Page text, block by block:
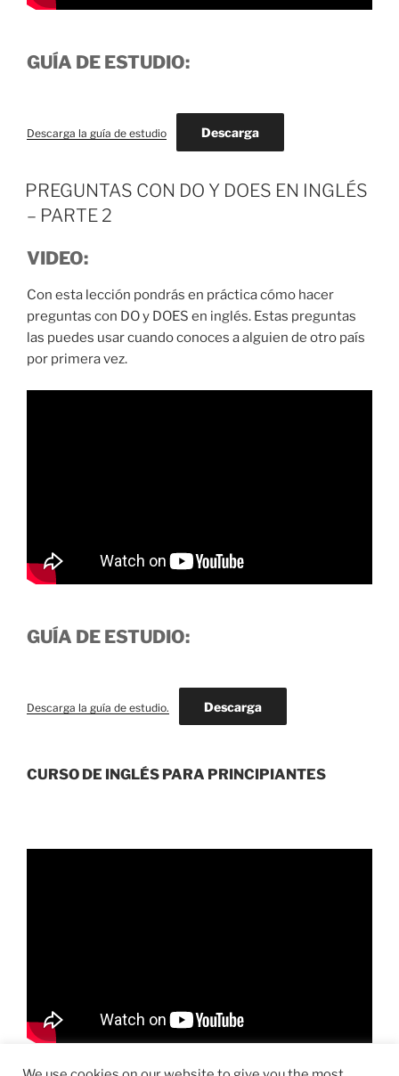
GUÍA DE ESTUDIO:
Descarga la guía de estudio Descarga
PREGUNTAS CON DO Y DOES EN INGLÉS
– PARTE 2
VIDEO:
Con esta lección pondrás en práctica cómo hacer
preguntas con DO y DOES en inglés. Estas preguntas
las puedes usar cuando conoces a alguien de otro país
por primera vez.
GUÍA DE ESTUDIO:
Descarga la guía de estudio. Descarga
CURSO DE INGLÉS PARA PRINCIPIANTES